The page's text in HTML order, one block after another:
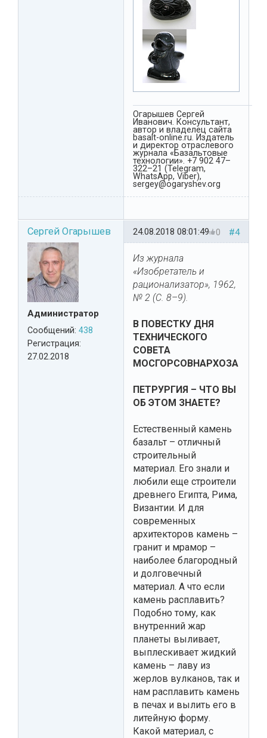
Огарышев Сергей
Иванович. Консультант,
автор и владелец сайта
basalt-online.ru. Издатель
и директор отраслевого
журнала «Базальтовые
технологии». +7 902 47–
322–21 (Telegram,
WhatsApp, Viber),
sergey@ogaryshev.org
Сергей Огарышев
Администратор
Сообщений: 438
Регистрация:
27.02.2018
#4
0
24.08.2018 08:01:49
Из журнала
«Изобретатель и
рационализатор», 1962,
№ 2 (С. 8–9).
В ПОВЕСТКУ ДНЯ
ТЕХНИЧЕСКОГО
СОВЕТА
МОСГОРСОВНАРХОЗА
ПЕТРУРГИЯ – ЧТО ВЫ
ОБ ЭТОМ ЗНАЕТЕ?
Естественный камень
базальт – отличный
строительный
материал. Его знали и
любили еще строители
древнего Египта, Рима,
Византии. И для
современных
архитекторов камень –
гранит и мрамор –
наиболее благородный
и долговечный
материал. A что если
камень расплавить?
Подобно тому, как
внутренний жар
планеты выливает,
выплескивает жидкий
камень – лаву из
жерлов вулканов, так и
нам расплавить камень
в печах и вылить его в
литейную форму.
Какой материал, с